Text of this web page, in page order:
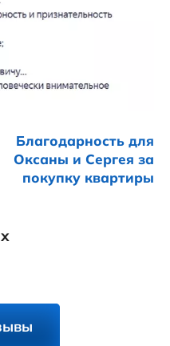
Благодарность для
Оксаны и Сергея за
покупку квартиры